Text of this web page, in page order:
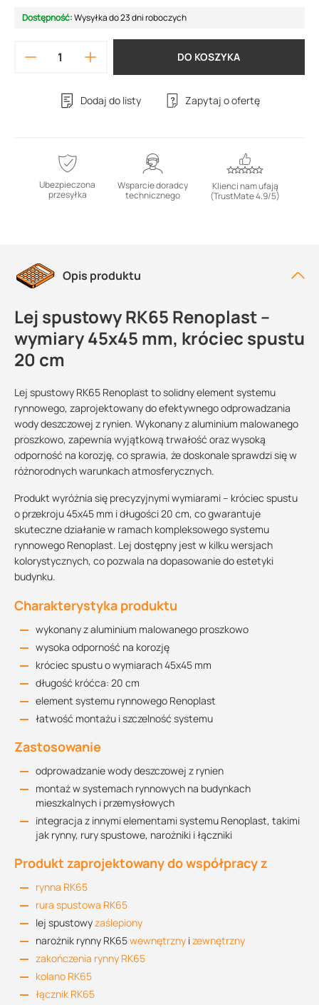
Dostępność:Wysyłka do 23 dni roboczych
DO KOSZYKA
Dodaj do listy Zapytaj o ofertę
Ubezpieczona
przesyłka
Wsparcie doradcy
technicznego
Klienci nam ufają
(TrustMate 4.9/5)
Opis produktu
Lej spustowy RK65 Renoplast –
wymiary 45x45 mm, króciec spustu
20 cm
Lej spustowy RK65 Renoplast to solidny element systemu
rynnowego, zaprojektowany do efektywnego odprowadzania
wody deszczowej z rynien. Wykonany z aluminium malowanego
proszkowo, zapewnia wyjątkową trwałość oraz wysoką
odporność na korozję, co sprawia, że doskonale sprawdzi się w
różnorodnych warunkach atmosferycznych.
Produkt wyróżnia się precyzyjnymi wymiarami – króciec spustu
o przekroju 45x45 mm i długości 20 cm, co gwarantuje
skuteczne działanie w ramach kompleksowego systemu
rynnowego Renoplast. Lej dostępny jest w kilku wersjach
kolorystycznych, co pozwala na dopasowanie do estetyki
budynku.
Charakterystyka produktu
wykonany z aluminium malowanego proszkowo
wysoka odporność na korozję
króciec spustu o wymiarach 45x45 mm
długość króćca: 20 cm
element systemu rynnowego Renoplast
łatwość montażu i szczelność systemu
Zastosowanie
odprowadzanie wody deszczowej z rynien
montaż w systemach rynnowych na budynkach
mieszkalnych i przemysłowych
integracja z innymi elementami systemu Renoplast, takimi
jak rynny, rury spustowe, narożniki i łączniki
Produkt zaprojektowany do współpracy z
rynna RK65
rura spustowa RK65
lej spustowyzaślepiony
narożnik rynny RK65wewnętrzny izewnętrzny
zakończenia rynny RK65
kolano RK65
łącznik RK65